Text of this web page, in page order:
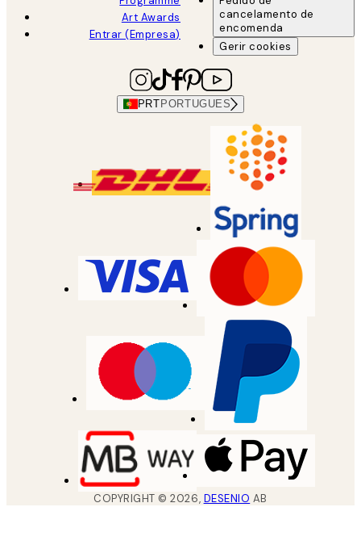
Art Awards
Entrar (Empresa)
cancelamento de
encomenda
Gerir cookies
PRT PORTUGUES
COPYRIGHT ©2026, DESENIO AB